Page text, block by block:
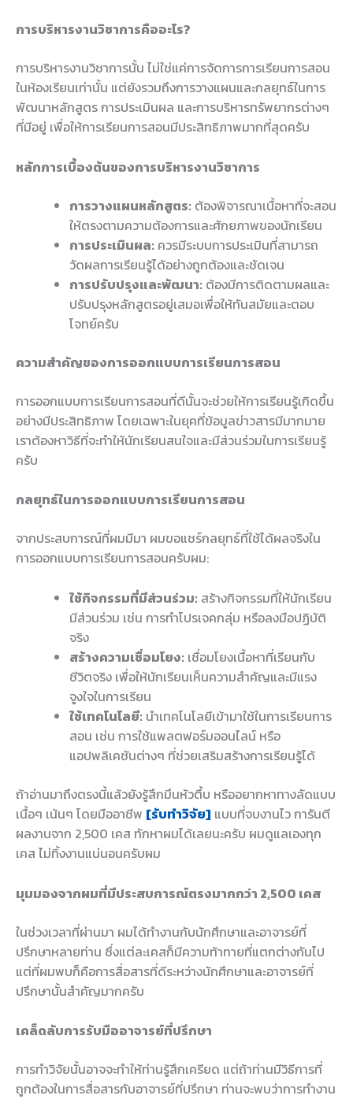
การบริหารงานวิชาการคืออะไร?
การบริหารงานวิชาการนั้น ไม่ใช่แค่การจัดการการเรียนการสอน
ในห้องเรียนเท่านั้น แต่ยังรวมถึงการวางแผนและกลยุทธ์ในการ
พัฒนาหลักสูตร การประเมินผล และการบริหารทรัพยากรต่างๆ
ที่มีอยู่ เพื่อให้การเรียนการสอนมีประสิทธิภาพมากที่สุดครับ
หลักการเบื้องต้นของการบริหารงานวิชาการ
การวางแผนหลักสูตร: ต้องพิจารณาเนื้อหาที่จะสอน
ให้ตรงตามความต้องการและศักยภาพของนักเรียน
การประเมินผล: ควรมีระบบการประเมินที่สามารถ
วัดผลการเรียนรู้ได้อย่างถูกต้องและชัดเจน
การปรับปรุงและพัฒนา: ต้องมีการติดตามผลและ
ปรับปรุงหลักสูตรอยู่เสมอเพื่อให้ทันสมัยและตอบ
โจทย์ครับ
ความสำคัญของการออกแบบการเรียนการสอน
การออกแบบการเรียนการสอนที่ดีนั้นจะช่วยให้การเรียนรู้เกิดขึ้น
อย่างมีประสิทธิภาพ โดยเฉพาะในยุคที่ข้อมูลข่าวสารมีมากมาย
เราต้องหาวิธีที่จะทำให้นักเรียนสนใจและมีส่วนร่วมในการเรียนรู้
ครับ
กลยุทธ์ในการออกแบบการเรียนการสอน
จากประสบการณ์ที่ผมมีมา ผมขอแชร์กลยุทธ์ที่ใช้ได้ผลจริงใน
การออกแบบการเรียนการสอนครับผม:
ใช้กิจกรรมที่มีส่วนร่วม: สร้างกิจกรรมที่ให้นักเรียน
มีส่วนร่วม เช่น การทำโปรเจคกลุ่ม หรือลงมือปฏิบัติ
จริง
สร้างความเชื่อมโยง: เชื่อมโยงเนื้อหาที่เรียนกับ
ชีวิตจริง เพื่อให้นักเรียนเห็นความสำคัญและมีแรง
จูงใจในการเรียน
ใช้เทคโนโลยี: นำเทคโนโลยีเข้ามาใช้ในการเรียนการ
สอน เช่น การใช้แพลตฟอร์มออนไลน์ หรือ
แอปพลิเคชันต่างๆ ที่ช่วยเสริมสร้างการเรียนรู้ได้
ถ้าอ่านมาถึงตรงนี้แล้วยังรู้สึกมึนหัวตึ้บ หรืออยากหาทางลัดแบบ
เนื้อๆ เน้นๆ โดยมืออาชีพ [รับทำวิจัย] แบบที่จบงานไว การันตี
ผลงานจาก 2,500 เคส ทักหาผมได้เลยนะครับ ผมดูแลเองทุก
เคส ไม่ทิ้งงานแน่นอนครับผม
มุมมองจากผมที่มีประสบการณ์ตรงมากกว่า 2,500 เคส
ในช่วงเวลาที่ผ่านมา ผมได้ทำงานกับนักศึกษาและอาจารย์ที่
ปรึกษาหลายท่าน ซึ่งแต่ละเคสก็มีความท้าทายที่แตกต่างกันไป
แต่ที่ผมพบก็คือการสื่อสารที่ดีระหว่างนักศึกษาและอาจารย์ที่
ปรึกษานั้นสำคัญมากครับ
เคล็ดลับการรับมืออาจารย์ที่ปรึกษา
การทำวิจัยนั้นอาจจะทำให้ท่านรู้สึกเครียด แต่ถ้าท่านมีวิธีการที่
ถูกต้องในการสื่อสารกับอาจารย์ที่ปรึกษา ท่านจะพบว่าการทำงาน